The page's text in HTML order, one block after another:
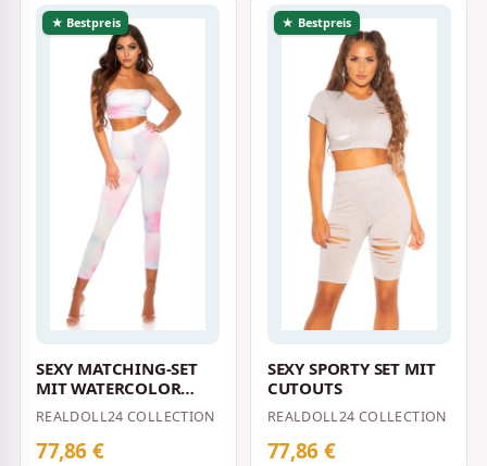
★ Bestpreis
SEXY MATCHING-SET
MIT WATERCOLOR
PRINT
REALDOLL24 COLLECTION
77,86 €
★ Bestpreis
SEXY SPORTY SET MIT
CUTOUTS
REALDOLL24 COLLECTION
77,86 €